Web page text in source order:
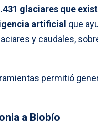
glaciares que
artificial que
y caudales,
permitió
a Biobío